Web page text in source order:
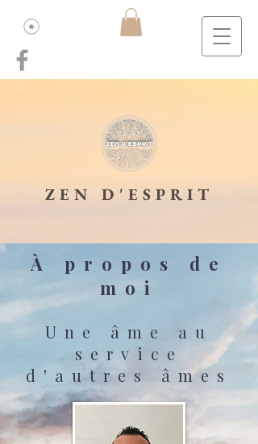
ZEN D'ESPRIT
À propos de
moi
Une âme au
service
d'autres âmes